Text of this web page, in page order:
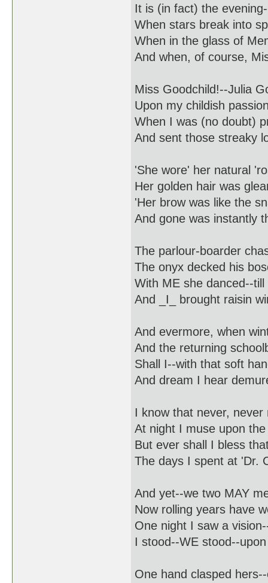
It is (in fact) the
When stars break into
When in the glass of
And when, of course,
Miss Goodchild!--Julia
Upon my childish
When I was (no doubt)
And sent those streaky
'She wore' her natural
Her golden hair was
'Her brow was like the
And gone was instantly
The parlour-boarder
The onyx decked his
With ME she danced--
And _I_ brought raisin
And evermore, when
And the returning
Shall I--with that soft
And dream I hear
I know that never,
At night I muse upon
But ever shall I bless
The days I spent at 'Dr.
And yet--we two MAY
Now rolling years have
One night I saw a
I stood--WE stood--
One hand clasped